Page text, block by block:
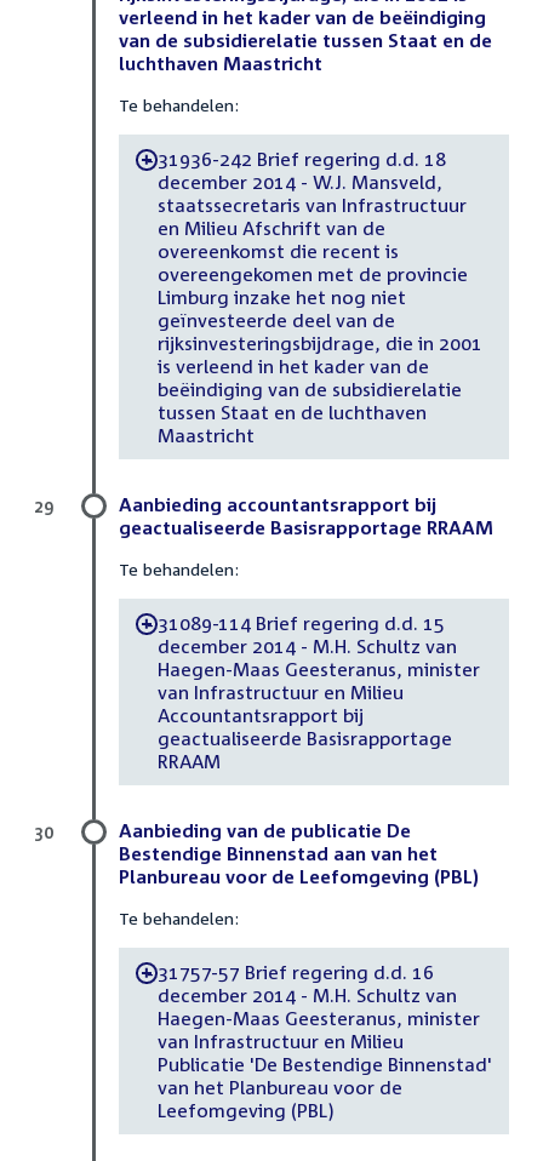
verleend in het kader van de beëindiging
van de subsidierelatie tussen Staat en de
luchthaven Maastricht
Te behandelen:
-31936-242 Brief regering d.d. 18
december 2014 - W.J. Mansveld,
staatssecretaris van Infrastructuur
en Milieu Afschrift van de
overeenkomst die recent is
overeengekomen met de provincie
Limburg inzake het nog niet
geïnvesteerde deel van de
rijksinvesteringsbijdrage, die in 2001
is verleend in het kader van de
beëindiging van de subsidierelatie
tussen Staat en de luchthaven
Maastricht
Aanbieding accountantsrapport bij
geactualiseerde Basisrapportage RRAAM
Te behandelen:
-31089-114 Brief regering d.d. 15
december 2014 - M.H. Schultz van
Haegen-Maas Geesteranus, minister
van Infrastructuur en Milieu
Accountantsrapport bij
geactualiseerde Basisrapportage
RRAAM
29
Aanbieding van de publicatie De
Bestendige Binnenstad aan van het
Planbureau voor de Leefomgeving (PBL)
Te behandelen:
-31757-57 Brief regering d.d. 16
december 2014 - M.H. Schultz van
Haegen-Maas Geesteranus, minister
van Infrastructuur en Milieu
Publicatie 'De Bestendige Binnenstad'
van het Planbureau voor de
Leefomgeving (PBL)
30